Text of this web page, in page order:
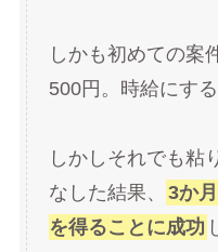
しかも初めての案
500円。時給にす
しかしそれでも粘
なした結果、
3か
を得ることに成功